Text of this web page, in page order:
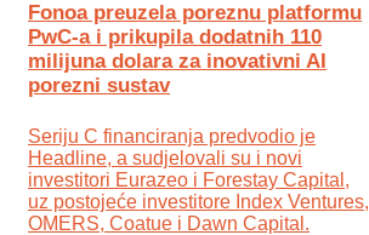
Fonoa preuzela poreznu platformu
PwC-a i prikupila dodatnih 110
milijuna dolara za inovativni AI
porezni sustav
Seriju C financiranja predvodio je
Headline, a sudjelovali su i novi
investitori Eurazeo i Forestay Capital,
uz postojeće investitore Index Ventures,
OMERS, Coatue i Dawn Capital.